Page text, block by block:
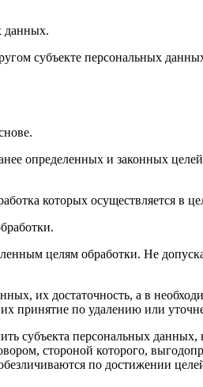
данных.
субъекте персональных
определенных и законных
которых осуществляется в
целям обработки. Не
их достаточность, а в
принятие по удалению или
субъекта персональных
стороной которого,
по достижении